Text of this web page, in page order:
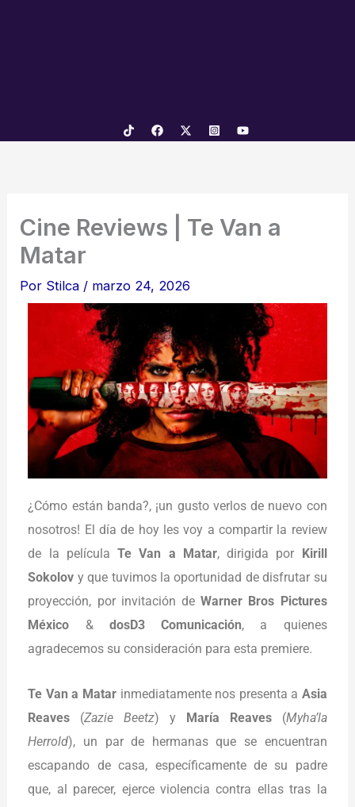
Cine Reviews | Te Van a
Matar
Por Stilca / marzo 24, 2026
¿Cómo están banda?, ¡un gusto verlos de nuevo con
nosotros! El día de hoy les voy a compartir la review
de la películaTe Van a Matar, dirigida por
Kirill
Sokolov y que tuvimos la oportunidad de disfrutar su
proyección, por invitación deWarner Bros Pictures
México & dosD3 Comunicación, a quienes
agradecemos su consideración para esta premiere.
Te Van a Matarinmediatamente nos presenta a Asia
Reaves (Zazie Beetz) y María Reaves(Myha’la
Herrold), un par de hermanas que se encuentran
escapando de casa, específicamente de su padre
que, al parecer, ejerce violencia contra ellas tras la